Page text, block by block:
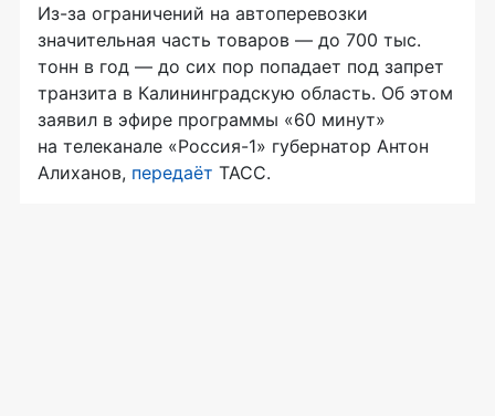
Из-за ограничений на автоперевозки
значительная часть товаров — до 700 тыс.
тонн в год — до сих пор попадает под запрет
транзита в Калининградскую область. Об этом
заявил в эфире программы «60 минут»
на телеканале «Россия-1» губернатор Антон
Алиханов, передаёт ТАСС.